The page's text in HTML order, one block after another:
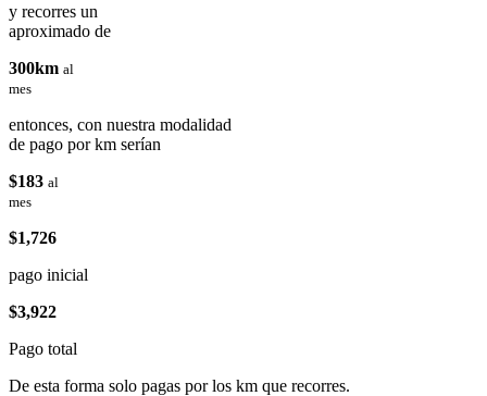
y recorres un
aproximado de
300km al
mes
entonces, con nuestra modalidad
de pago por km serían
$183 al
mes
$1,726
pago inicial
$3,922
Pago total
De esta forma solo pagas por los km que recorres.